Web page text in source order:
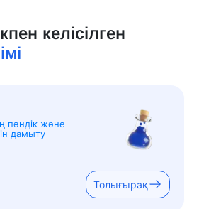
келісілген
пәндік және
дамыту
Толығырақ